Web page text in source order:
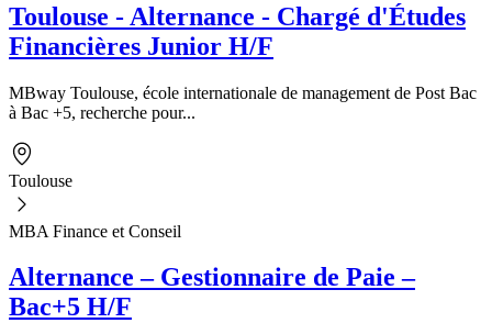
Toulouse - Alternance - Chargé d'Études
Financières Junior H/F
MBway Toulouse, école internationale de management de Post Bac
à Bac +5, recherche pour...
Toulouse
MBA Finance et Conseil
Alternance – Gestionnaire de Paie –
Bac+5 H/F